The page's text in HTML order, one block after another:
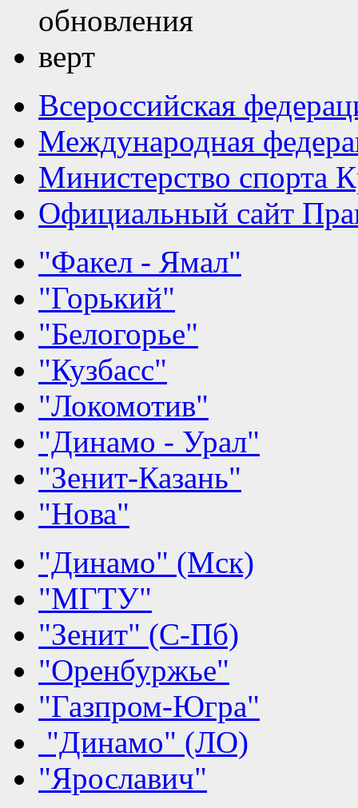
Всероссийская
Международная
Министерство спорта
Официальный сайт
"Факел - Ямал"
"Горький"
"Белогорье"
"Кузбасс"
"Локомотив"
"Динамо - Урал"
"Зенит-Казань"
"Нова"
"Динамо" (Мск)
"МГТУ"
"Зенит" (С-Пб)
"Оренбуржье"
"Газпром-Югра"
"Динамо" (ЛО)
"Ярославич"